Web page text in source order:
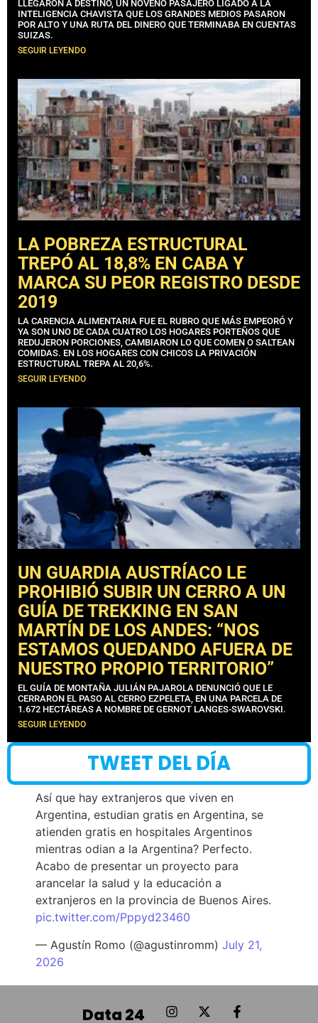
LLEGARON A DESTINO, UN NOVENO PASAJERO LIGADO A LA
INTELIGENCIA CHAVISTA QUE LOS GRANDES MEDIOS PASARON
POR ALTO Y UNA RUTA DEL DINERO QUE TERMINABA EN CUENTAS
SUIZAS.
SEGUIR LEYENDO
LA POBREZA ESTRUCTURAL
TREPÓ AL 18,8% EN CABA Y
MARCA SU PEOR REGISTRO DESDE
2019
LA CARENCIA ALIMENTARIA FUE EL RUBRO QUE MÁS EMPEORÓ Y
YA SON UNO DE CADA CUATRO LOS HOGARES PORTEÑOS QUE
REDUJERON PORCIONES, CAMBIARON LO QUE COMEN O SALTEAN
COMIDAS. EN LOS HOGARES CON CHICOS LA PRIVACIÓN
ESTRUCTURAL TREPA AL 20,6%.
SEGUIR LEYENDO
UN GUARDIA AUSTRÍACO LE
PROHIBIÓ SUBIR UN CERRO A UN
GUÍA DE TREKKING EN SAN
MARTÍN DE LOS ANDES: “NOS
ESTAMOS QUEDANDO AFUERA DE
NUESTRO PROPIO TERRITORIO”
EL GUÍA DE MONTAÑA JULIÁN PAJAROLA DENUNCIÓ QUE LE
CERRARON EL PASO AL CERRO EZPELETA, EN UNA PARCELA DE
1.672 HECTÁREAS A NOMBRE DE GERNOT LANGES-SWAROVSKI.
SEGUIR LEYENDO
TWEET DEL DÍA
Así que hay extranjeros que viven en
Argentina, estudian gratis en Argentina, se
atienden gratis en hospitales Argentinos
mientras odian a la Argentina? Perfecto.
Acabo de presentar un proyecto para
arancelar la salud y la educación a
extranjeros en la provincia de Buenos Aires.
pic.twitter.com/Pppyd23460
— Agustín Romo (@agustinromm) July 21,
2026
Data 24